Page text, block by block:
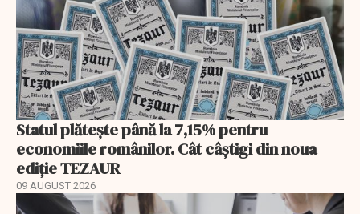
Statul plătește până la 7,15% pentru
economiile românilor. Cât câștigi din noua
ediție TEZAUR
09 AUGUST 2026